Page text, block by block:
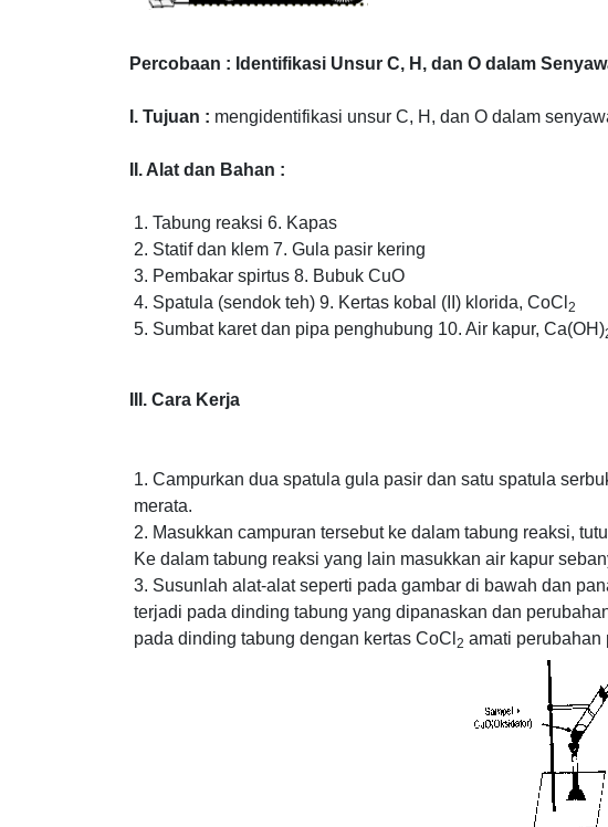
Percobaan : Identifikasi Unsur C, H, dan O dalam
I. Tujuan : mengidentifikasi unsur C, H, dan O dalam
II. Alat dan Bahan :
Tabung reaksi 6. Kapas
Statif dan klem 7. Gula pasir kering
Pembakar spirtus 8. Bubuk CuO
Spatula (sendok teh) 9. Kertas kobal (II) klorida, CoCl 2
Sumbat karet dan pipa penghubung 10. Air kapur, Ca(OH)
III. Cara Kerja
Campurkan dua spatula gula pasir dan satu spatula
merata.
Masukkan campuran tersebut ke dalam tabung reaksi,
Ke dalam tabung reaksi yang lain masukkan air kapur
Susunlah alat-alat seperti pada gambar di bawah dan
terjadi pada dinding tabung yang dipanaskan dan
pada dinding tabung dengan kertas CoCl 2 amati perubahan